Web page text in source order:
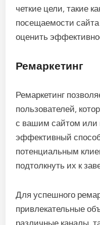
четкие цели, такие
посещаемости
оценить
Ремаркетинг
Ремаркетинг
пользователей,
с вашим сайтом или
эффективный
потенциальным
подтолкнуть их к
Для успешного
привлекательные
различные каналы,